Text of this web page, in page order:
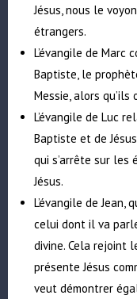
Jésus, nous le
étrangers.
L’évangile de Marc
Baptiste, le
Messie, alors
L’évangile de Luc
Baptiste et de
qui s’arrête sur les
Jésus.
L’évangile de
celui dont il va
divine. Cela rejoint
présente Jésus
veut démontrer